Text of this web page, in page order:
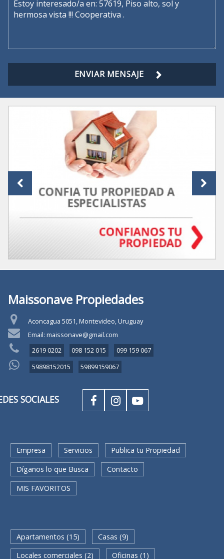
ENVIAR MENSAJE
Maissonave Propiedades
Aconcagua 5051, Montevideo, Uruguay
Email: maissonave@gmail.com
2619 0202
098 152 015
099 159 067
59898152015
59899159067
REDES SOCIALES
Empresa Servicios
Publica tu Propiedad
Díganos lo que Busca
Contacto
MIS FAVORITOS
Apartamentos (15)
Casas (9)
Locales comerciales (2)
Oficinas (1)